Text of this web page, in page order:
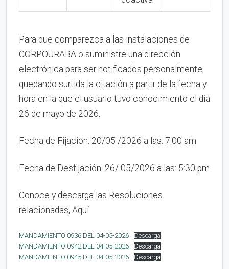
Para que comparezca a las instalaciones de
CORPOURABA o suministre una dirección
electrónica para ser notificados personalmente,
quedando surtida la citación a partir de la fecha y
hora en la que el usuario tuvo conocimiento el día
26 de mayo de 2026.
Fecha de Fijación: 20/05 /2026 a las: 7:00 am
Fecha de Desfijación: 26/ 05/2026 a las: 5:30 pm
Conoce y descarga las Resoluciones
relacionadas, Aquí
MANDAMIENTO 0936 DEL 04-05-2026
Descarga
MANDAMIENTO 0942 DEL 04-05-2026
Descarga
MANDAMIENTO 0945 DEL 04-05-2026
Descarga